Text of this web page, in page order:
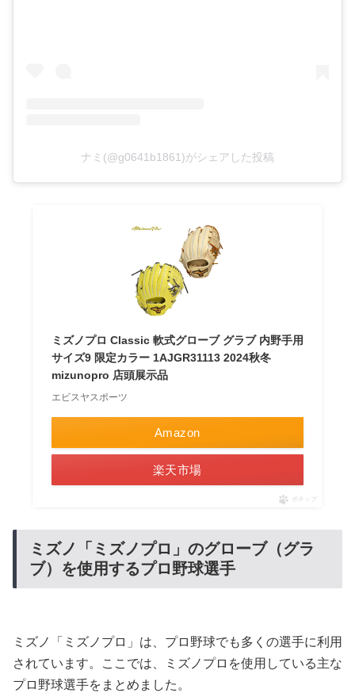
ナミ(@g0641b1861)がシェアした投稿
ミズノプロ Classic 軟式グローブ グラブ 内野手用
サイズ9 限定カラー 1AJGR31113 2024秋冬
mizunopro 店頭展示品
エビスヤスポーツ
Amazon
楽天市場
ポチップ
ミズノ「ミズノプロ」のグローブ（グラ
ブ）を使用するプロ野球選手
ミズノ「ミズノプロ」は、プロ野球でも多くの選手に利用
されています。ここでは、ミズノプロを使用している主な
プロ野球選手をまとめました。